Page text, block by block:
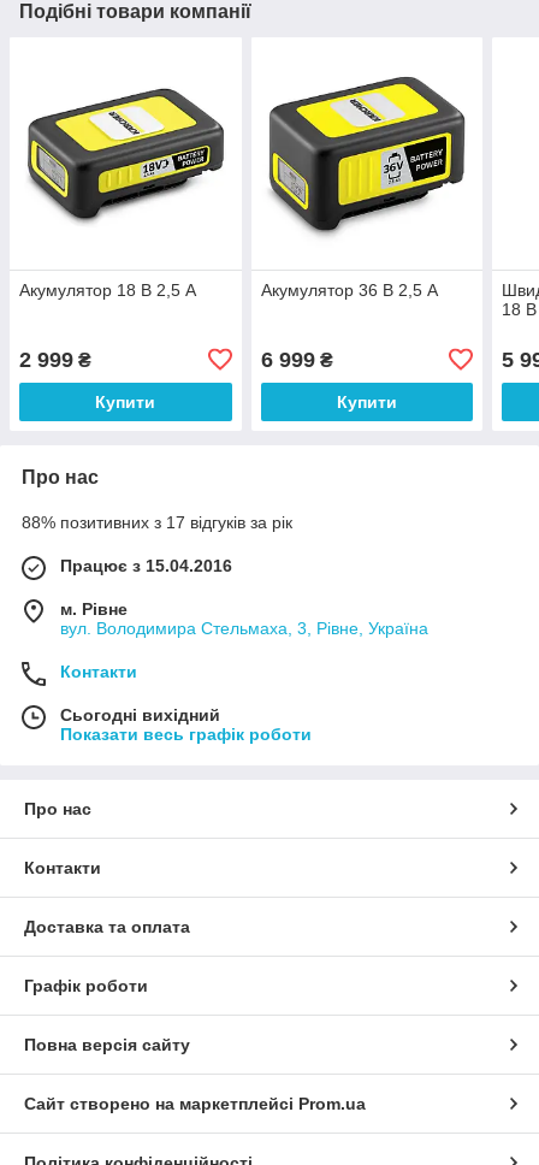
Подібні товари компанії
Акумулятор 18 В 2,5 A
2 999 ₴
Купити
Акумулятор 36 В 2,5 A
6 999₴
Купити
18
5
Про нас
88% позитивних з 17 відгуків за рік
Працює з 15.04.2016
м. Рівне
вул. Володимира Стельмаха, 3, Рівне, Україна
Контакти
Сьогодні вихідний
Показати весь графік роботи
Про нас
Контакти
Доставка та оплата
Графік роботи
Повна версія сайту
Сайт створено на маркетплейсі Prom.ua